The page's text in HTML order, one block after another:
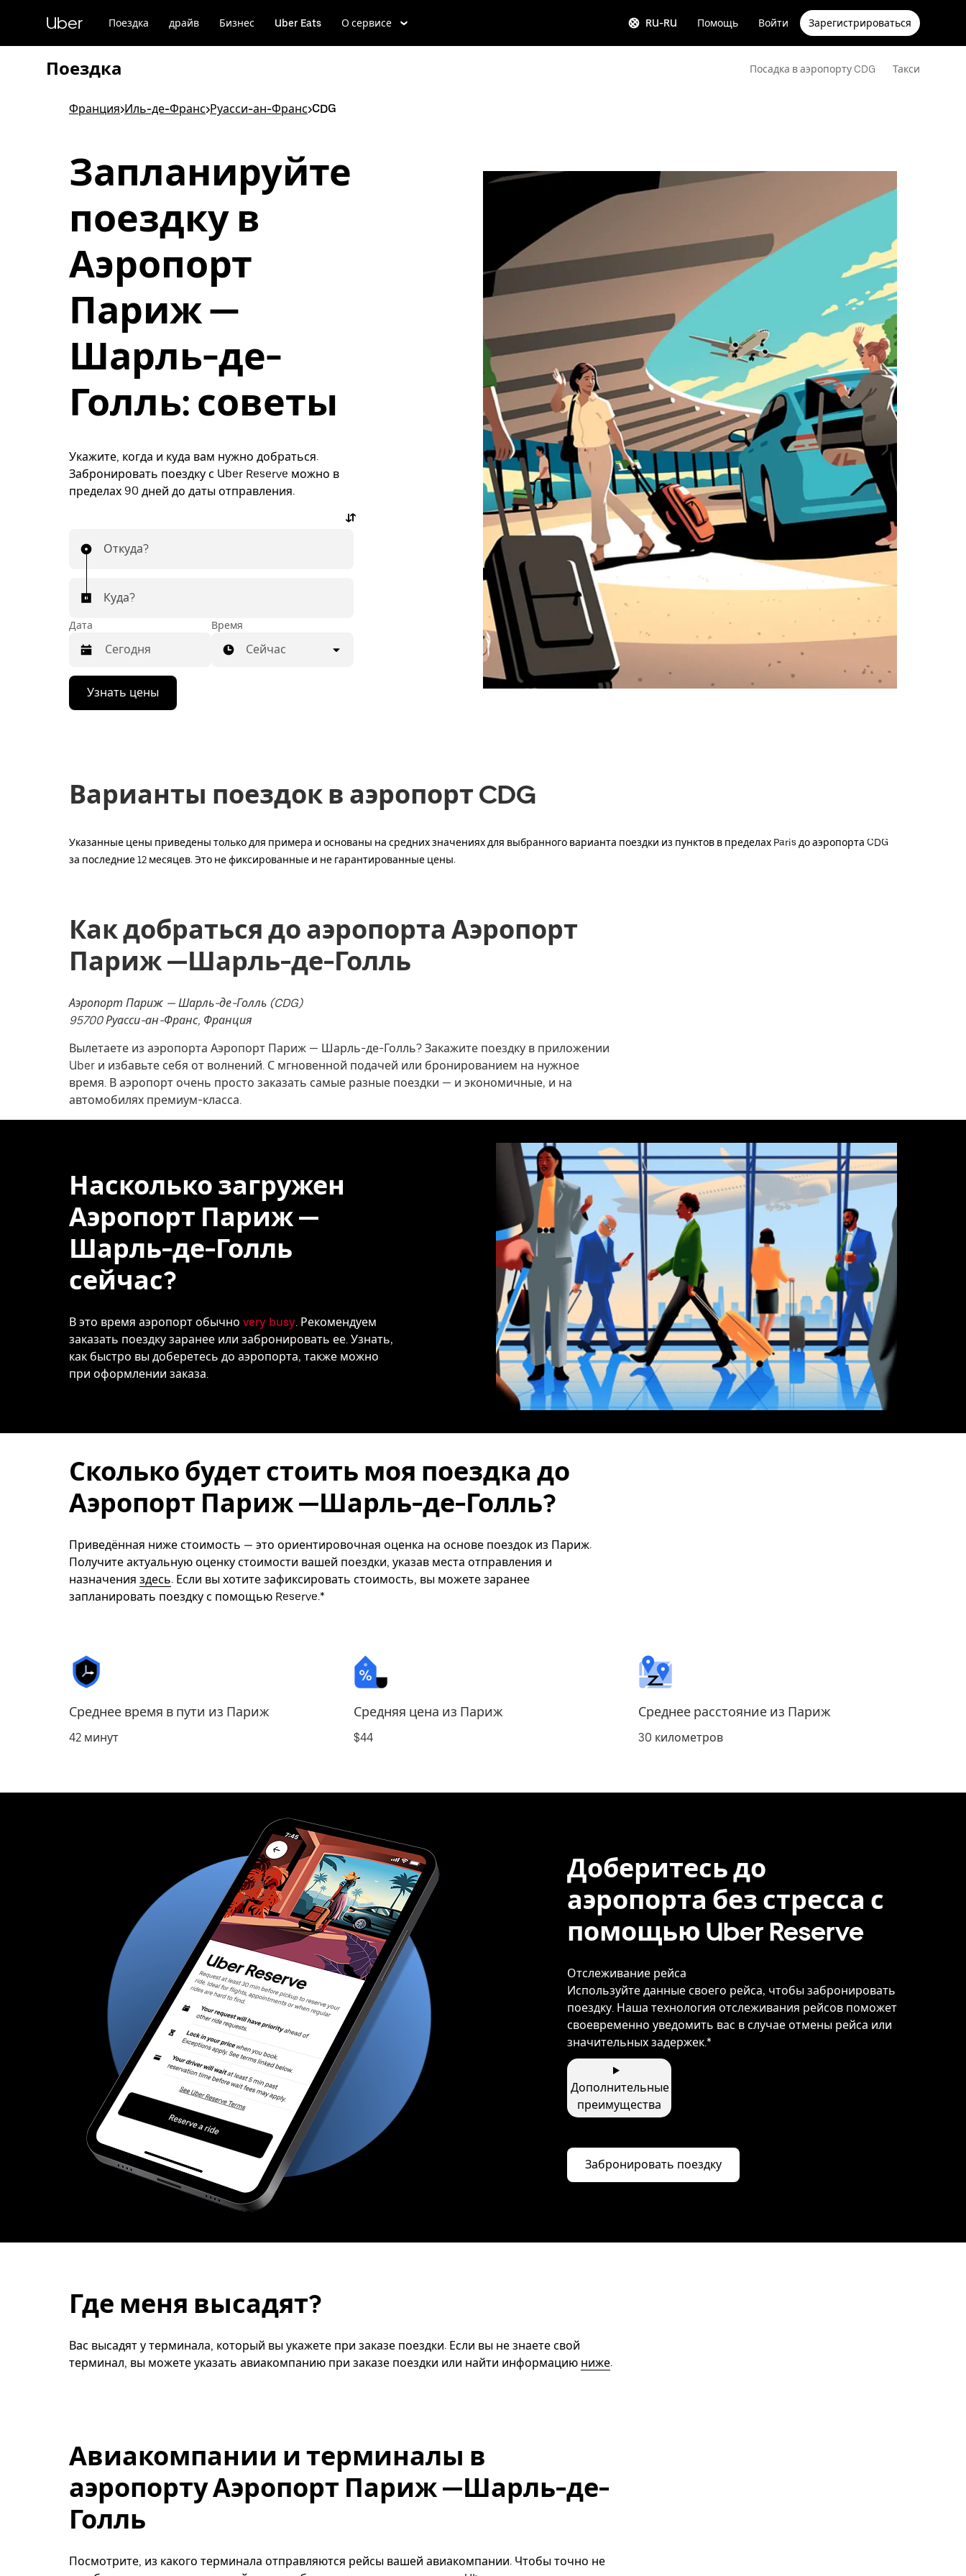
к
содержимому
Uber Поездка драйв Бизнес Uber Eats О сервисе RU-RU Помощь Войти Зарегистрироваться
Поездка Посадка в аэропорту CDG Такси
Франция>Иль-де-Франс>Руасси-ан-Франс>CDG
Запланируйте
поездку в
Аэропорт
Париж —
Шарль-де-
Голль: советы
Укажите, когда и куда вам нужно добраться.
Забронировать поездку с Uber Reserve можно в
пределах 90 дней до даты отправления.
Откуда?
Куда?
Дата
Нажмите
стрелку
вниз,
выбрать
дату.
календарь,
Esc.
Время
Сейчас
Узнать цены
Варианты поездок в аэропорт CDG
Указанные цены приведены только для примера и основаны на средних значениях для выбранного варианта поездки из пунктов в пределах Paris до аэропорта CDG
за последние 12 месяцев. Это не фиксированные и не гарантированные цены.
Как добраться до аэропорта Аэропорт
Париж —Шарль-де-Голль
Аэропорт Париж — Шарль-де-Голль (CDG)
95700 Руасси-ан-Франс, Франция
Вылетаете из аэропорта Аэропорт Париж — Шарль-де-Голль? Закажите поездку в приложении
Uber и избавьте себя от волнений. С мгновенной подачей или бронированием на нужное
время. В аэропорт очень просто заказать самые разные поездки — и экономичные, и на
автомобилях премиум-класса.
Насколько загружен
Аэропорт Париж —
Шарль-де-Голль
сейчас?
В это время аэропорт обычно very busy. Рекомендуем
заказать поездку заранее или забронировать ее. Узнать,
как быстро вы доберетесь до аэропорта, также можно
при оформлении заказа.
Сколько будет стоить моя поездка до
Аэропорт Париж —Шарль-де-Голль?
Приведённая ниже стоимость — это ориентировочная оценка на основе поездок из Париж.
Получите актуальную оценку стоимости вашей поездки, указав места отправления и
назначения здесь. Если вы хотите зафиксировать стоимость, вы можете заранее
запланировать поездку с помощью Reserve.*
Среднее время в пути из Париж
42 минут
Средняя цена из Париж
$44
Среднее расстояние из Париж
30 километров
Доберитесь до
аэропорта без стресса с
помощью Uber Reserve
Отслеживание рейса
Используйте данные своего рейса, чтобы забронировать
поездку. Наша технология отслеживания рейсов поможет
своевременно уведомить вас в случае отмены рейса или
значительных задержек.*
Дополнительные
преимущества
Забронировать поездку
Где меня высадят?
Вас высадят у терминала, который вы укажете при заказе поездки. Если вы не знаете свой
терминал, вы можете указать авиакомпанию при заказе поездки или найти информацию ниже.
Авиакомпании и терминалы в
аэропорту Аэропорт Париж —Шарль-де-
Голль
Посмотрите, из какого терминала отправляются рейсы вашей авиакомпании. Чтобы точно не